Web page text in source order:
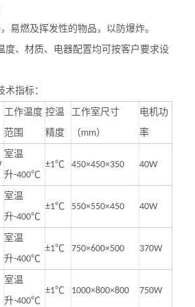
易燃及挥发性的物品，以防爆炸。
度、材质、电器配置均可按客户要求设
术指标：
工作温度
范围
控温
精度
工作室尺寸
（mm）
电机功
率
室温
升-400℃
±1℃ 450×450×350 40W
室温
升-400℃
±1℃ 550×550×450 40W
室温
升-400℃
±1℃ 750×600×500 370W
室温
升-400℃
±1℃ 1000×800×800 750W